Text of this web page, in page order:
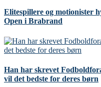
Elitespillere og motionister
Open i Brabrand
Han har skrevet
vil det bedste for deres børn